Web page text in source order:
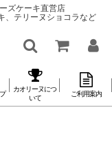
ズケーキ直営店
、テリーヌショコラなど
カオリーヌにつ
いて
ご利用案内